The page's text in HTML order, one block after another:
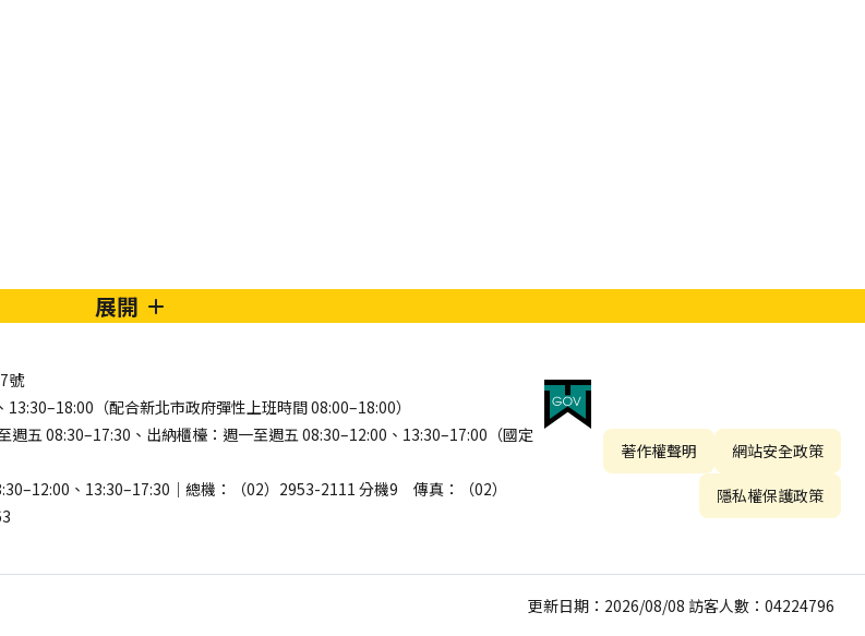
展開
號
（配合新北市政府彈性上班時間 08:00–18:00）
週五 08:30–17:30、出納櫃檯：週一至週五 08:30–12:00、13:30–17:00（國定
、13:30–17:30｜總機：（02）2953-2111 分機9 傳真：（02）
著作權聲明 網站安全政策
隱私權保護政策
更新日期：2026/08/08 訪客人數：04224796